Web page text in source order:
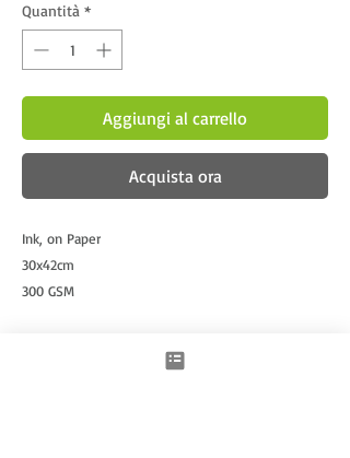
Quantità *
Aggiungi al carrello
Acquista ora
Ink, on Paper
30x42cm
300 GSM